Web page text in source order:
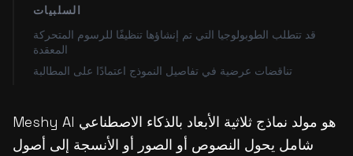
السلبيات
قد تتطلب الطوبولوجيا التي تم إنشاؤها تنظيفًا للرسوم المتحركة
المعقدة
تناقضات عرضية في تفاصيل النموذج اعتمادًا على المطالبة
Meshy AI هو مولد نماذج ثلاثية الأبعاد بالذكاء الاصطناعي
شامل يحول النصوص أو الصور أو الأنسجة إلى أصول